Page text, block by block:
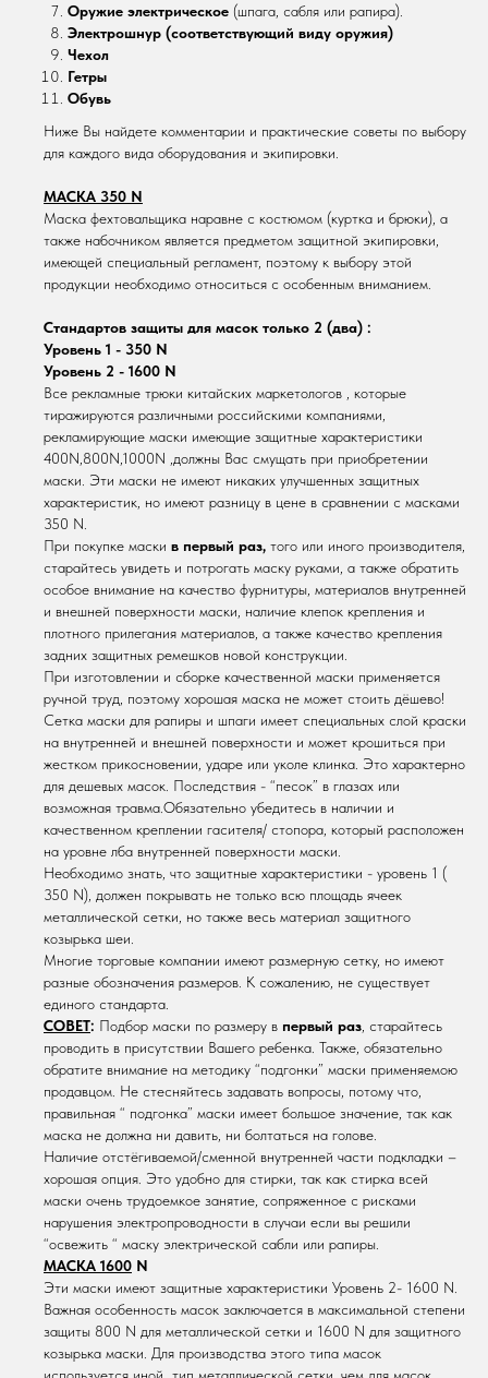
Оружие электрическое (шпага, сабля или рапира).
Электрошнур (соответствующий виду оружия)
Чехол
Гетры
Обувь
Ниже Вы найдете комментарии и практические советы по выбору
для каждого вида оборудования и экипировки.
МАСКА 350 N
Маска фехтовальщика наравне с костюмом (куртка и брюки), а
также набочником является предметом защитной экипировки,
имеющей специальный регламент, поэтому к выбору этой
продукции необходимо относиться с особенным вниманием.
Стандартов защиты для масок только 2 (два) :
Уровень 1 - 350 N
Уровень 2 - 1600 N
Все рекламные трюки китайских маркетологов , которые
тиражируются различными российскими компаниями,
рекламирующие маски имеющие защитные характеристики
400N,800N,1000N ,должны Вас смущать при приобретении
маски. Эти маски не имеют никаких улучшенных защитных
характеристик, но имеют разницу в цене в сравнении с масками
350 N.
При покупке маски в первый раз, того или иного производителя,
старайтесь увидеть и потрогать маску руками, а также обратить
особое внимание на качество фурнитуры, материалов внутренней
и внешней поверхности маски, наличие клепок крепления и
плотного прилегания материалов, а также качество крепления
задних защитных ремешков новой конструкции.
При изготовлении и сборке качественной маски применяется
ручной труд, поэтому хорошая маска не может стоить дёшево!
Сетка маски для рапиры и шпаги имеет специальных слой краски
на внутренней и внешней поверхности и может крошиться при
жестком прикосновении, ударе или уколе клинка. Это характерно
для дешевых масок. Последствия - “песок” в глазах или
возможная травма.Обязательно убедитесь в наличии и
качественном креплении гасителя/ стопора, который расположен
на уровне лба внутренней поверхности маски.
Необходимо знать, что защитные характеристики - уровень 1 (
350 N), должен покрывать не только всю площадь ячеек
металлической сетки, но также весь материал защитного
козырька шеи.
Многие торговые компании имеют размерную сетку, но имеют
разные обозначения размеров. К сожалению, не существует
единого стандарта.
СОВЕТ: Подбор маски по размеру в первый раз, старайтесь
проводить в присутствии Вашего ребенка. Также, обязательно
обратите внимание на методику “подгонки” маски применяемою
продавцом. Не стесняйтесь задавать вопросы, потому что,
правильная “ подгонка” маски имеет большое значение, так как
маска не должна ни давить, ни болтаться на голове.
Наличие отстёгиваемой/сменной внутренней части подкладки –
хорошая опция. Это удобно для стирки, так как стирка всей
маски очень трудоемкое занятие, сопряженное с рисками
нарушения электропроводности в случаи если вы решили
“освежить “ маску электрической сабли или рапиры.
МАСКА 1600 N
Эти маски имеют защитные характеристики Уровень 2- 1600 N.
Важная особенность масок заключается в максимальной степени
защиты 800 N для металлической сетки и 1600 N для защитного
козырька маски. Для производства этого типа масок